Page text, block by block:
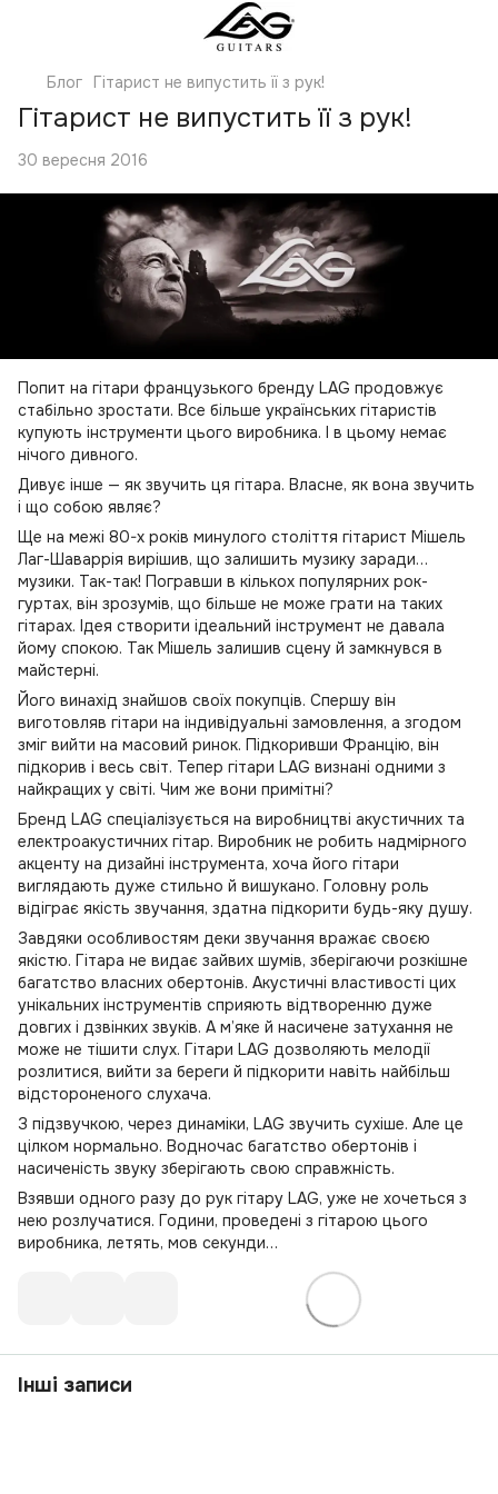
Блог Гітарист не випустить її з рук!
Гітарист не випустить її з рук!
30 вересня 2016
Попит на гітари французького бренду LAG продовжує
стабільно зростати. Все більше українських гітаристів
купують інструменти цього виробника. І в цьому немає
нічого дивного.
Дивує інше — як звучить ця гітара. Власне, як вона звучить
і що собою являє?
Ще на межі 80-х років минулого століття гітарист Мішель
Лаг-Шаваррія вирішив, що залишить музику заради…
музики. Так-так! Погравши в кількох популярних рок-
гуртах, він зрозумів, що більше не може грати на таких
гітарах. Ідея створити ідеальний інструмент не давала
йому спокою. Так Мішель залишив сцену й замкнувся в
майстерні.
Його винахід знайшов своїх покупців. Спершу він
виготовляв гітари на індивідуальні замовлення, а згодом
зміг вийти на масовий ринок. Підкоривши Францію, він
підкорив і весь світ. Тепер гітари LAG визнані одними з
найкращих у світі. Чим же вони примітні?
Бренд LAG спеціалізується на виробництві акустичних та
електроакустичних гітар. Виробник не робить надмірного
акценту на дизайні інструмента, хоча його гітари
виглядають дуже стильно й вишукано. Головну роль
відіграє якість звучання, здатна підкорити будь-яку душу.
Завдяки особливостям деки звучання вражає своєю
якістю. Гітара не видає зайвих шумів, зберігаючи розкішне
багатство власних обертонів. Акустичні властивості цих
унікальних інструментів сприяють відтворенню дуже
довгих і дзвінких звуків. А м’яке й насичене затухання не
може не тішити слух. Гітари LAG дозволяють мелодії
розлитися, вийти за береги й підкорити навіть найбільш
відстороненого слухача.
З підзвучкою, через динаміки, LAG звучить сухіше. Але це
цілком нормально. Водночас багатство обертонів і
насиченість звуку зберігають свою справжність.
Взявши одного разу до рук гітару LAG, уже не хочеться з
нею розлучатися. Години, проведені з гітарою цього
виробника, летять, мов секунди…
Інші записи